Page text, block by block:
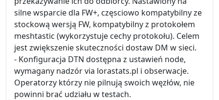
silne wsparcie dla FW+, częsciowo kompatybilny ze
stockową wersją FW, kompatybilny z protokołem
meshtastic (wykorzystuje cechy protokołu). Celem
jest zwiększenie skuteczności dostaw DM w sieci.
- Konfiguracja DTN dostępna z ustawień node,
wymagany nadzór via lorastats.pl i obserwacje.
Operatorzy którzy nie pilnują swoich węzłów, nie
powinni brać udziału w testach.